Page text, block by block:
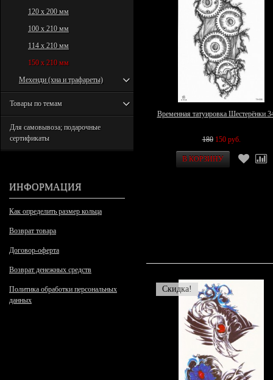
120 х 200 мм
100 х 210 мм
114 х 210 мм
150 х 210 мм
Мехенди (хна и трафареты)
Товары по темам
Для самовывоза; подарочные
сертификаты
ИНФОРМАЦИЯ
Как определить размер кольца
Возврат товара
Договор-оферта
Возврат денежных средств
Политика обработки персональных
данных
Временная татуировка Шестерёнки
180 150 руб.
Скидка!